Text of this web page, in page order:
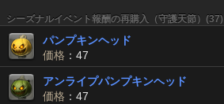
シーズナルイベント報酬の再購入（守護天節）(37)
パンプキンヘッド
価格 ：47
アンライプパンプキンヘッド
価格 ：47